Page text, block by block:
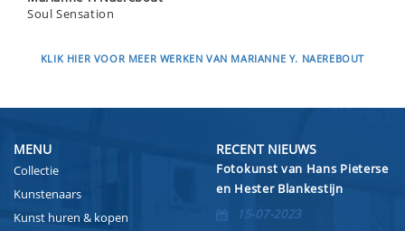
Soul Sensation
KLIK HIER VOOR MEER WERKEN VAN MARIANNE Y. NAEREBOUT
MENU
Collectie
Kunstenaars
Kunst huren & kopen
RECENT NIEUWS
Fotokunst van Hans Pieterse
en Hester Blankestijn
15-07-2023